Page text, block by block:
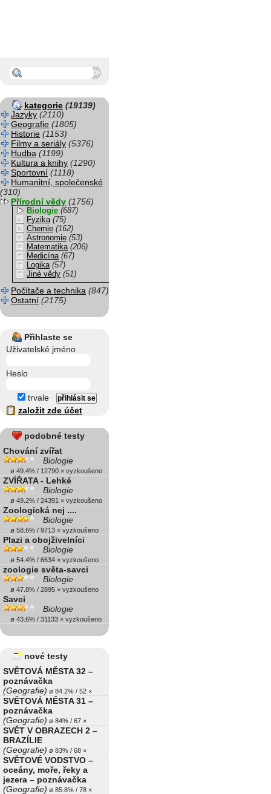
kategorie (19139)
Jazyky (2110)
Geografie (1805)
Historie (1153)
Filmy a seriály (5376)
Hudba (1199)
Kultura a knihy (1290)
Sportovní (1118)
Humanitní, společenské
(310)
Přírodní vědy (1756)
Biologie (687)
Fyzika (75)
Chemie (162)
Astronomie (53)
Matematika (206)
Medicína (67)
Logika (57)
Jiné vědy (51)
Počítače a technika (847)
Ostatní (2175)
Přihlaste se
Uživatelské jméno
Heslo
trvale
založit zde účet
podobné testy
Chování zvířat
Biologie
ø 49.4% / 12790 × vyzkoušeno
ZVÍŘATA - Lehké
Biologie
ø 49.2% / 24391 × vyzkoušeno
Zoologická nej ....
Biologie
ø 58.6% / 9713 × vyzkoušeno
Plazi a obojživelníci
Biologie
ø 54.4% / 6634 × vyzkoušeno
zoologie světa-savci
Biologie
ø 47.8% / 2895 × vyzkoušeno
Savci
Biologie
ø 43.6% / 31133 × vyzkoušeno
nové testy
SVĚTOVÁ MĚSTA 32 –
poznávačka
(Geografie) ø 84.2% / 52 ×
SVĚTOVÁ MĚSTA 31 –
poznávačka
(Geografie) ø 84% / 67 ×
SVĚT V OBRAZECH 2 –
BRAZÍLIE
(Geografie) ø 83% / 68 ×
SVĚTOVÉ VODSTVO –
oceány, moře, řeky a
jezera – poznávačka
(Geografie) ø 85.8% / 78 ×